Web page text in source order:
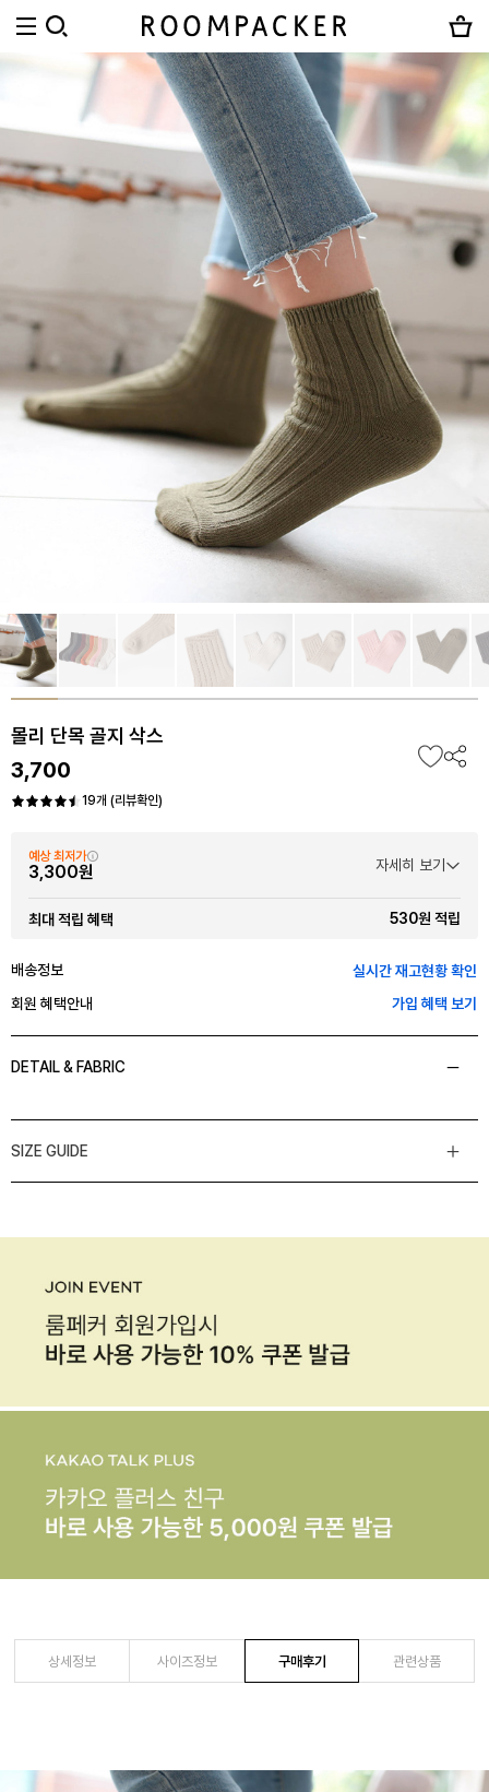
몰리 단목 골지 삭스
3,700
19개 (리뷰확인)
예상 최저가
3,300원 자세히 보기
최대 적립 혜택 530원 적립
배송정보
실시간 재고현황 확인
회원 혜택안내
가입 혜택 보기
DETAIL & FABRIC
SIZE GUIDE
상세정보 사이즈정보 구매후기 관련상품